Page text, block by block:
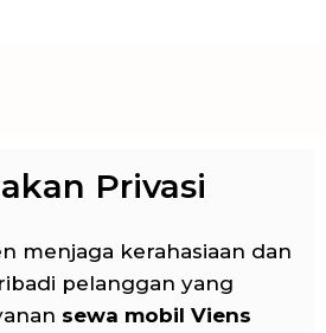
Privasi
menjaga kerahasiaan dan
pelanggan yang
sewa mobil Viens